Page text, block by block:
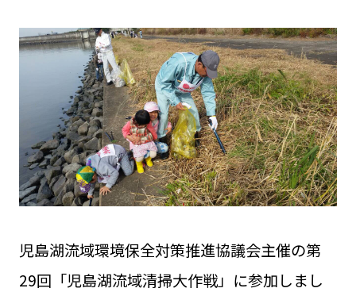
児島湖流域環境保全対策推進協議会主催の第
29回「児島湖流域清掃大作戦」に参加しまし